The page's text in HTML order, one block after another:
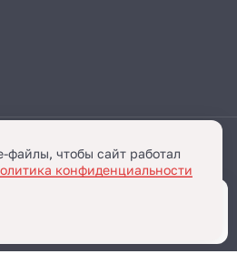
файлы, чтобы сайт работал
конфиденциальности